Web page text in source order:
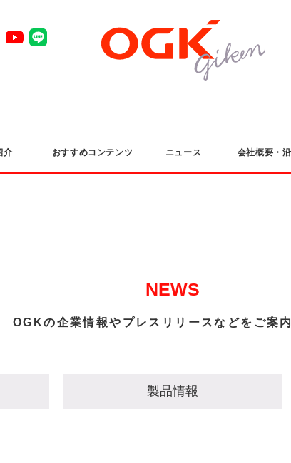
介 おすすめコンテンツ ニュース 会社概要・
NEWS
OGKの企業情報やプレスリリースなどを ご案
製品情報